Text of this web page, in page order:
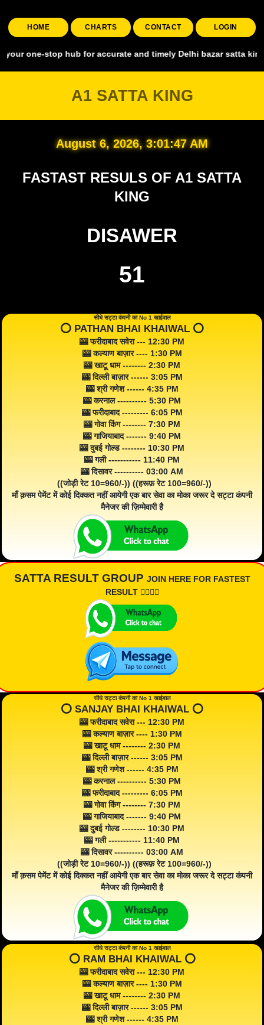
HOME CHARTS CONTACT LOGIN
hub for accurate and timely Delhi bazar satta king,
A1 SATTA KING
August 6, 2026, 3:01:48 AM
FASTAST RESULS OF A1 SATTA
KING
DISAWER
51
सीधे सट्टा कंपनी का No 1 खाईवाल
⭕️ PATHAN BHAI KHAIWAL ⭕️
🎰 फरीदाबाद सवेरा --- 12:30 PM
🎰 कल्याण बाज़ार ---- 1:30 PM
🎰 खाटू धाम -------- 2:30 PM
🎰 दिल्ली बाज़ार ------ 3:05 PM
🎰 श्री गणेश ------ 4:35 PM
🎰 करनाल ---------- 5:30 PM
🎰 फरीदाबाद --------- 6:05 PM
🎰 गोवा किंग -------- 7:30 PM
🎰 गाजियाबाद ------- 9:40 PM
🎰 दुबई गोल्ड -------- 10:30 PM
🎰 गली ----------- 11:40 PM
🎰 दिसावर ---------- 03:00 AM
((जोड़ी रेट 10=960/-)) ((हरूफ़ रेट 100=960/-))
माँ क़सम पेमेंट में कोई दिक्कत नहीं आयेगी एक बार सेवा का मोका जरूर दे सट्टा कंपनी
मैनेजर की ज़िम्मेवारी है
SATTA RESULT GROUP JOIN HERE FOR FASTEST
RESULT 👇🏾👇🏾
सीधे सट्टा कंपनी का No 1 खाईवाल
⭕️ SANJAY BHAI KHAIWAL ⭕️
🎰 फरीदाबाद सवेरा --- 12:30 PM
🎰 कल्याण बाज़ार ---- 1:30 PM
🎰 खाटू धाम -------- 2:30 PM
🎰 दिल्ली बाज़ार ------ 3:05 PM
🎰 श्री गणेश ------ 4:35 PM
🎰 करनाल ---------- 5:30 PM
🎰 फरीदाबाद --------- 6:05 PM
🎰 गोवा किंग -------- 7:30 PM
🎰 गाजियाबाद ------- 9:40 PM
🎰 दुबई गोल्ड -------- 10:30 PM
🎰 गली ----------- 11:40 PM
🎰 दिसावर ---------- 03:00 AM
((जोड़ी रेट 10=960/-)) ((हरूफ़ रेट 100=960/-))
माँ क़सम पेमेंट में कोई दिक्कत नहीं आयेगी एक बार सेवा का मोका जरूर दे सट्टा कंपनी
मैनेजर की ज़िम्मेवारी है
सीधे सट्टा कंपनी का No 1 खाईवाल
⭕️ RAM BHAI KHAIWAL ⭕️
🎰 फरीदाबाद सवेरा --- 12:30 PM
🎰 कल्याण बाज़ार ---- 1:30 PM
🎰 खाटू धाम -------- 2:30 PM
🎰 दिल्ली बाज़ार ------ 3:05 PM
🎰 श्री गणेश ------ 4:35 PM